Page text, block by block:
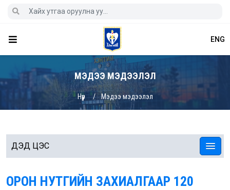
ENG
МЭДЭЭ МЭДЭЭЛЭЛ
Нүүр Мэдээ мэдээлэл
ДЭД ЦЭС
ОРОН НУТГИЙН ЗАХИАЛГААР 120